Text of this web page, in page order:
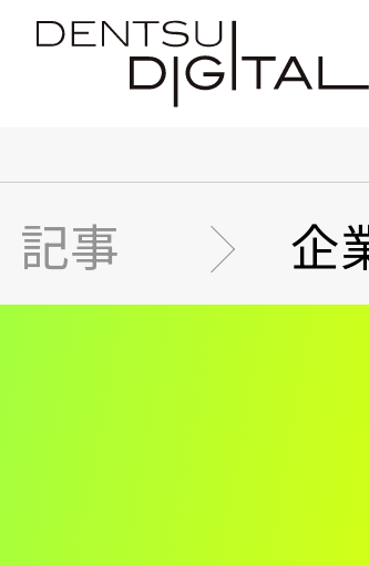
検
索
記事 企